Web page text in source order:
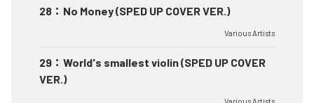
28 ： No Money (SPED UP COVER VER.)
Various Artists
29 ： World's smallest violin (SPED UP COVER
VER.)